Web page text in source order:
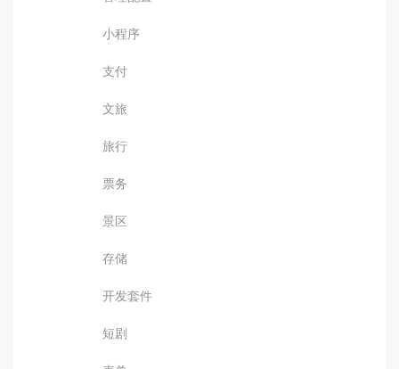
小程序
支付
文旅
旅行
票务
景区
存储
开发套件
短剧